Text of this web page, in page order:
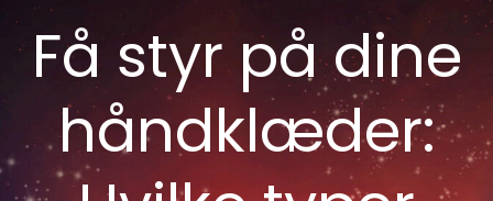
Få styr på dine
håndklæder: